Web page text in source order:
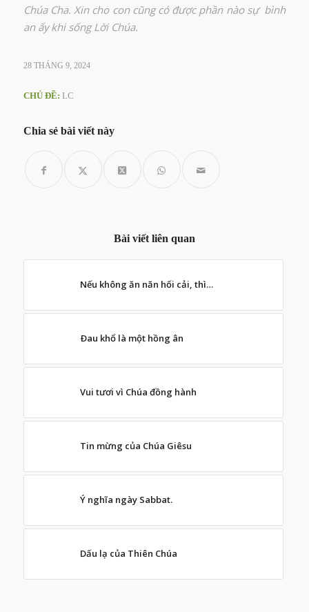
Chúa Cha. Xin cho con cũng có được phần nào sự bình
an ấy khi sống Lời Chúa.
28 THÁNG 9, 2024
CHỦ ĐỀ: LC
Chia sẻ bài viết này
Bài viết liên quan
Nếu không ăn năn hối cải, thì…
Ðau khổ là một hồng ân
Vui tươi vì Chúa đồng hành
Tin mừng của Chúa Giêsu
Ý nghĩa ngày Sabbat.
Dấu lạ của Thiên Chúa